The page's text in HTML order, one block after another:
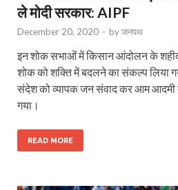
ले मोदी सरकार: AIPF
December 20, 2020 - byजनपथ
इन शोक सभाओं में किसान आंदोलन के
शोक को शक्ति में बदलने का संकल्प लिया
संदेश को व्यापक जन संवाद कर आम आदमी
गया।
READ MORE